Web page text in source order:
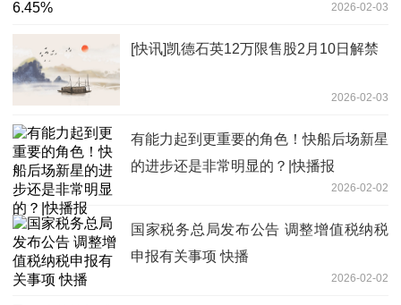
2026-02-03
[快讯]凯德石英12万限售股2月10日解禁
2026-02-03
有能力起到更重要的角色！快船后场新星
的进步还是非常明显的？|快播报
2026-02-02
国家税务总局发布公告 调整增值税纳税
申报有关事项 快播
2026-02-02